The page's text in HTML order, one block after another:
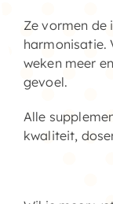
Ze vormen de
harmonisatie.
weken meer
gevoel.
Alle
kwaliteit,